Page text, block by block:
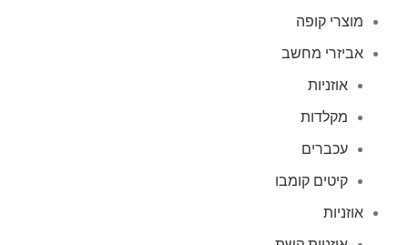
מוצרי קופה
אביזרי מחשב
אוזניות
מקלדות
עכברים
קיטים קומבו
אוזניות